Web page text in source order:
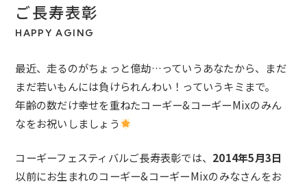
ご長寿表彰
HAPPY AGING
最近、走るのがちょっと億劫…っていうあなたから、まだ
まだ若いもんには負けられんわい！っていうキミまで。
年齢の数だけ幸せを重ねたコーギー&コーギーMixのみん
なをお祝いしましょう
コーギーフェスティバルご長寿表彰では、 2014年5月3日
以前にお生まれのコーギー&コーギーMixのみなさんをお